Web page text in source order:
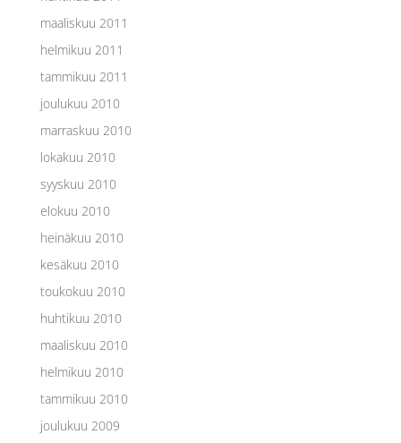
maaliskuu 2011
helmikuu 2011
tammikuu 2011
joulukuu 2010
marraskuu 2010
lokakuu 2010
syyskuu 2010
elokuu 2010
heinäkuu 2010
kesäkuu 2010
toukokuu 2010
huhtikuu 2010
maaliskuu 2010
helmikuu 2010
tammikuu 2010
joulukuu 2009